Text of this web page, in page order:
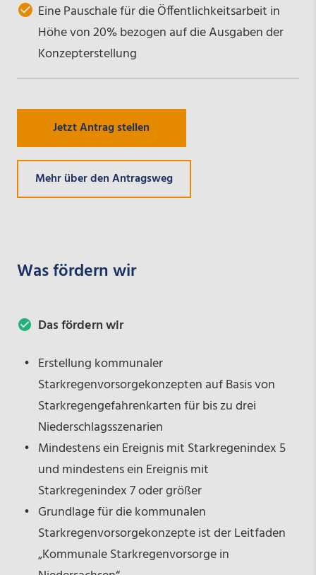
Eine Pauschale für die Öffentlichkeitsarbeit in
Höhe von 20% bezogen auf die Ausgaben der
Konzepterstellung
Jetzt Antrag stellen
Mehr über den Antragsweg
Was fördern wir
Das fördern wir
Erstellung kommunaler
Starkregenvorsorgekonzepten auf Basis von
Starkregengefahrenkarten für bis zu drei
Niederschlagsszenarien
Mindestens ein Ereignis mit Starkregenindex 5
und mindestens ein Ereignis mit
Starkregenindex 7 oder größer
Grundlage für die kommunalen
Starkregenvorsorgekonzepte ist der Leitfaden
„Kommunale Starkregenvorsorge in